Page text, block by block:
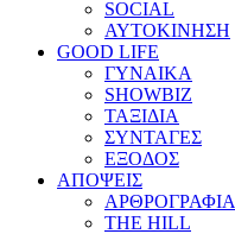
SOCIAL
ΑΥΤΟΚΙΝΗΣΗ
GOOD LIFE
ΓΥΝΑΙΚΑ
SHOWBIZ
ΤΑΞΙΔΙΑ
ΣΥΝΤΑΓΕΣ
ΕΞΟΔΟΣ
ΑΠΟΨΕΙΣ
ΑΡΘΡΟΓΡΑΦΙΑ
THE HILL